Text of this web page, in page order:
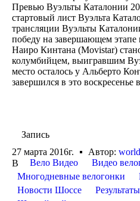
Превью Вуэльты Каталонии
стартовый лист Вуэльта
трансляции Вуэльты
победу на завершающем
Наиро Кинтана (Movistar)
колумбийцем, выигравшим
место осталось у Альберто
завершился в это
Запись
27 марта 2016г.
Автор:
В
Вело Видео
Видео
Многодневные велогонки
Новости Шоссе
Результаты